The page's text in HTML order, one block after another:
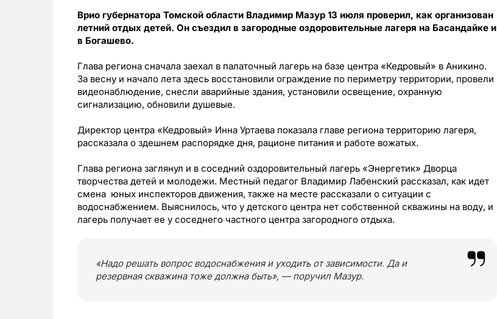
Врио губернатора Томской области Владимир Мазур 13 июля проверил, как организован
летний отдых детей. Он съездил в загородные оздоровительные лагеря на Басандайке и
в Богашево.
Глава региона сначала заехал в палаточный лагерь на базе центра «Кедровый» в Аникино.
За весну и начало лета здесь восстановили ограждение по периметру территории, провели
видеонаблюдение, снесли аварийные здания, установили освещение, охранную
сигнализацию, обновили душевые.
Директор центра «Кедровый» Инна Уртаева показала главе региона территорию лагеря,
рассказала о здешнем распорядке дня, рационе питания и работе вожатых.
Глава региона заглянул и в соседний оздоровительный лагерь «Энергетик» Дворца
творчества детей и молодежи. Местный педагог Владимир Лабенский рассказал, как идет
смена юных инспекторов движения, также на месте рассказали о ситуации с
водоснабжением. Выяснилось, что у детского центра нет собственной скважины на воду, и
лагерь получает ее у соседнего частного центра загородного отдыха.
«Надо решать вопрос водоснабжения и уходить от зависимости. Да и
резервная скважина тоже должна быть», — поручил Мазур.